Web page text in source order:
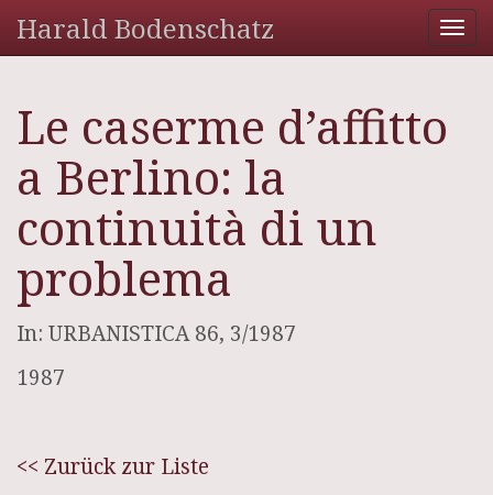
Harald Bodenschatz
Le caserme d’affitto
a Berlino: la
continuità di un
problema
In: URBANISTICA 86, 3/1987
1987
<< Zurück zur Liste